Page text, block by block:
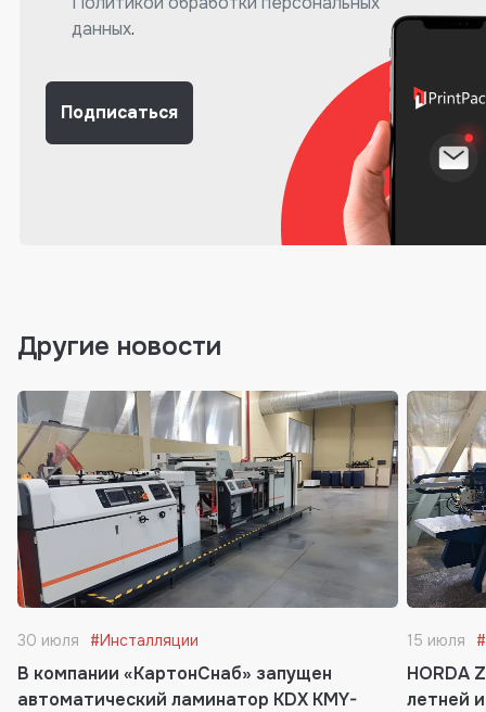
данных.
Подписаться
Другие новости
30 июля #Инсталляции
В компании «КартонСнаб» запущен
автоматический ламинатор KDX KMY-
15 июля
HORDA
летней